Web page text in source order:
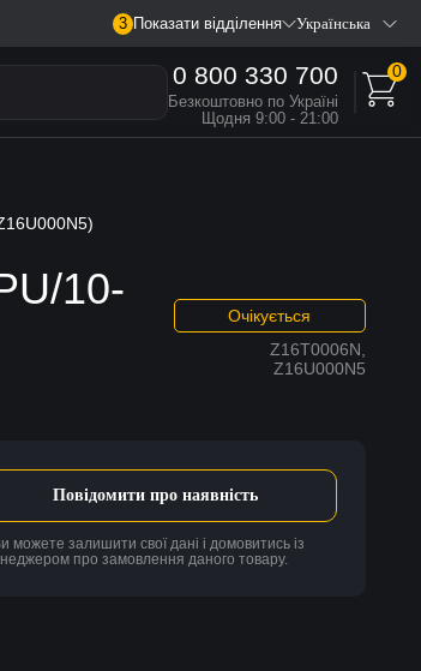
3 Показати відділення Українська
0 800 330 700
Безкоштовно по Україні
Щодня 9:00 - 21:00
0
10-
Z16T0006N,
Z16U000N5
Очікується
Повідомити про наявність
можете залишити свої дані і домовитись із
про замовлення даного товару.